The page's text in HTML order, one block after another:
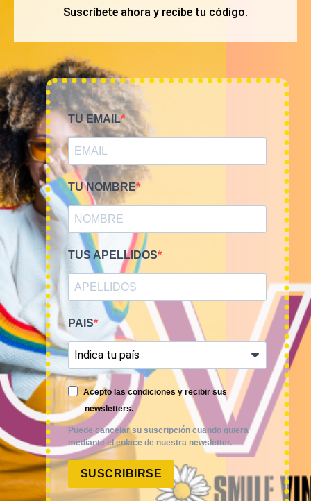
MI CUENTA
ACCESO A MI CUENTA
TIME TO SMILE
BLOG
REGISTRO
COMPRA POR KILOS O LOTES
MUJER
HOMBRE
NOVEDADES
COMO COMPRAR
FAQ
Suscríbete ahora y recibe tu código.
TU EMAIL
TU NOMBRE
TUS APELLIDOS
PAIS
Acepto las condiciones y recibir sus
newsletters.
Puede cancelar su suscripción cuando quiera
mediante el enlace de nuestra newsletter.
SUSCRIBIRSE